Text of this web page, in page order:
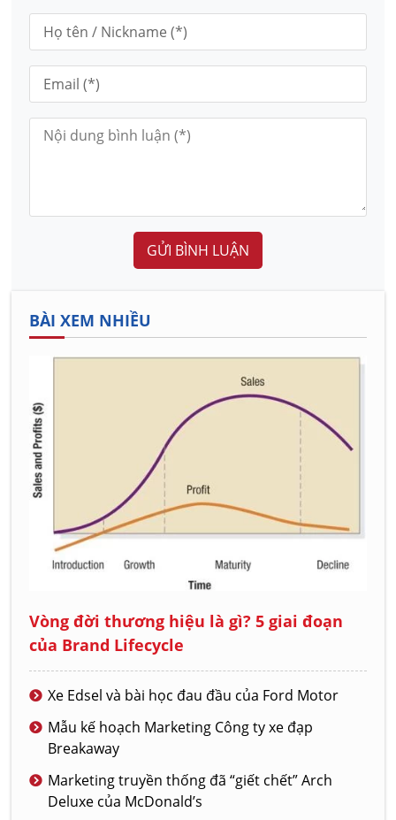
GỬI BÌNH LUẬN
BÀI XEM NHIỀU
Vòng đời thương hiệu là gì? 5 giai đoạn
của Brand Lifecycle
Xe Edsel và bài học đau đầu của Ford Motor
Mẫu kế hoạch Marketing Công ty xe đạp
Breakaway
Marketing truyền thống đã “giết chết” Arch
Deluxe của McDonald’s